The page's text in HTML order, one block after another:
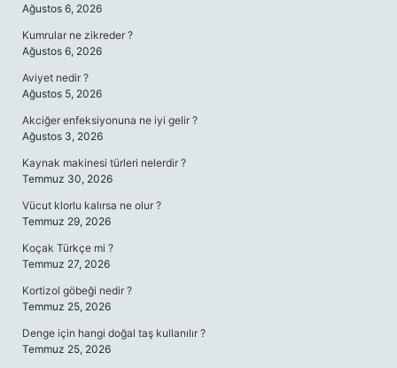
Ağustos 6, 2026
Kumrular ne zikreder ?
Ağustos 6, 2026
Aviyet nedir ?
Ağustos 5, 2026
Akciğer enfeksiyonuna ne iyi gelir ?
Ağustos 3, 2026
Kaynak makinesi türleri nelerdir ?
Temmuz 30, 2026
Vücut klorlu kalırsa ne olur ?
Temmuz 29, 2026
Koçak Türkçe mi ?
Temmuz 27, 2026
Kortizol göbeği nedir ?
Temmuz 25, 2026
Denge için hangi doğal taş kullanılır ?
Temmuz 25, 2026